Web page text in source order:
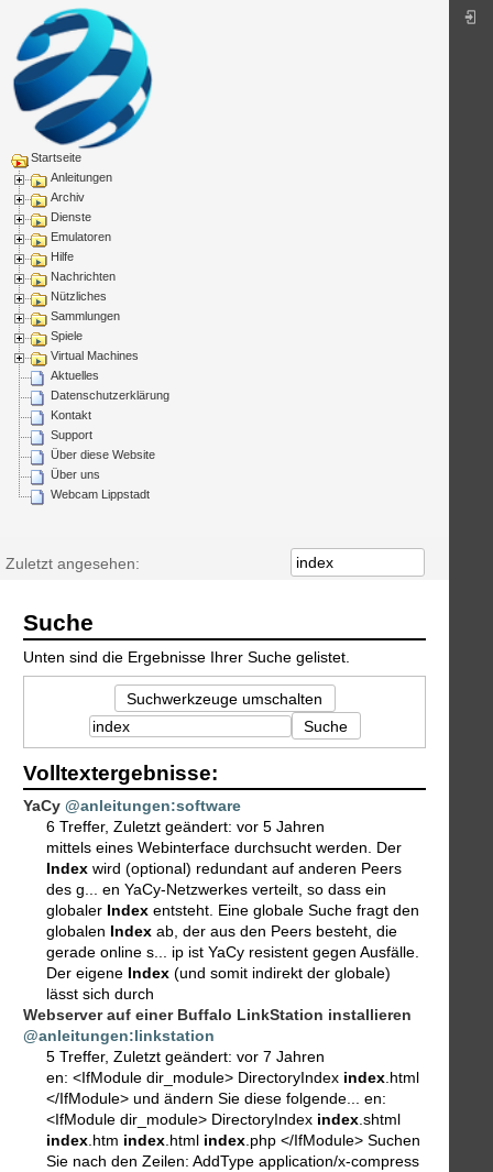
Startseite
Anleitungen
Archiv
Dienste
Emulatoren
Hilfe
Nachrichten
Nützliches
Sammlungen
Spiele
Virtual Machines
Aktuelles
Datenschutzerklärung
Kontakt
Support
Über diese Website
Über uns
Webcam Lippstadt
Zuletzt angesehen:
Suche
Unten sind die Ergebnisse Ihrer Suche gelistet.
Suchwerkzeuge umschalten
Suche
Volltextergebnisse:
YaCy @anleitungen:software
6 Treffer, Zuletzt geändert: vor 5 Jahren
mittels eines Webinterface durchsucht werden. Der
Index wird (optional) redundant auf anderen Peers
des g... en YaCy-Netzwerkes verteilt, so dass ein
globaler Index entsteht. Eine globale Suche fragt den
globalen Index ab, der aus den Peers besteht, die
gerade online s... ip ist YaCy resistent gegen Ausfälle.
Der eigene Index (und somit indirekt der globale)
lässt sich durch
Webserver auf einer Buffalo LinkStation installieren
@anleitungen:linkstation
5 Treffer, Zuletzt geändert: vor 7 Jahren
en: <IfModule dir_module> DirectoryIndex index.html
</IfModule> und ändern Sie diese folgende... en:
<IfModule dir_module> DirectoryIndex index.shtml
index.htm index.html index.php </IfModule> Suchen
Sie nach den Zeilen: AddType application/x-compress